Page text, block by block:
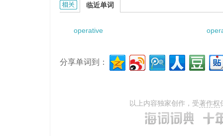
operative repair的相关资料：
临近单词
operative
分享单词到：
以上内容独家创作，受著作权